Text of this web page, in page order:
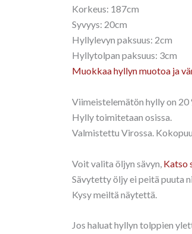
Korkeus: 187cm
Syvyys: 20cm
Hyllylevyn paksuus: 2cm
Hyllytolpan paksuus: 3cm
Muokkaa hyllyn muotoa ja
Viimeistelemätön hylly on
Hylly toimitetaan osissa.
Valmistettu Virossa. Kokopuu
Voit valita öljyn sävyn, Katso
Sävytetty öljy ei peitä puuta
Kysy meiltä näytettä.
Jos haluat hyllyn tolppien